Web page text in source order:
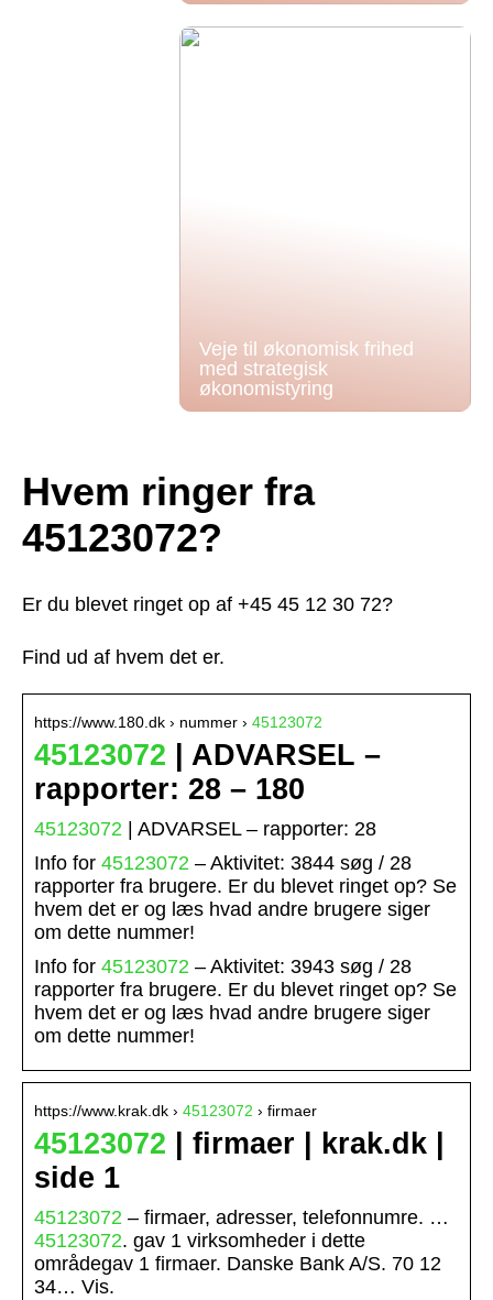
Veje til økonomisk frihed
med strategisk
økonomistyring
Hvem ringer fra
45123072?
Er du blevet ringet op af +45 45 12 30 72?
Find ud af hvem det er.
https://www.180.dk › nummer › 45123072
45123072 | ADVARSEL –
rapporter: 28 – 180
45123072 | ADVARSEL – rapporter: 28
Info for 45123072 – Aktivitet: 3844 søg / 28
rapporter fra brugere. Er du blevet ringet op? Se
hvem det er og læs hvad andre brugere siger
om dette nummer!
Info for 45123072 – Aktivitet: 3943 søg / 28
rapporter fra brugere. Er du blevet ringet op? Se
hvem det er og læs hvad andre brugere siger
om dette nummer!
https://www.krak.dk › 45123072 › firmaer
45123072 | firmaer | krak.dk |
side 1
45123072 – firmaer, adresser, telefonnumre. …
45123072. gav 1 virksomheder i dette
områdegav 1 firmaer. Danske Bank A/S. 70 12
34… Vis.